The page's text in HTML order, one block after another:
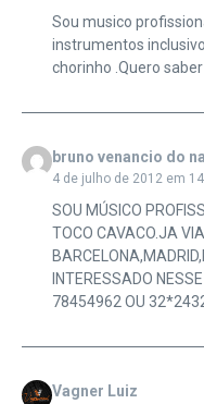
Sou musico
instrumentos
chorinho .Quero
bruno venancio do
4 de julho de 2012 em
SOU MÚSICO
TOCO CAVACO.JA
INTERESSADO
78454962 OU
Vagner Luiz